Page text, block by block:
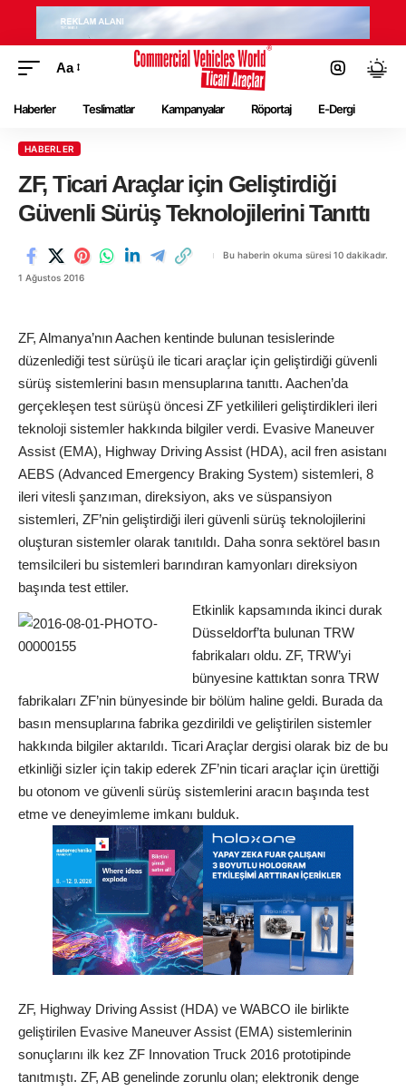
Aa
Haberler Teslimatlar Kampanyalar Röportaj E-Dergi
HABERLER
ZF, Ticari Araçlar için Geliştirdiği
Güvenli Sürüş Teknolojilerini Tanıttı
1 Ağustos 2016
Bu haberin okuma süresi 10 dakikadır.
ZF, Almanya’nın Aachen kentinde bulunan tesislerinde
düzenlediği test sürüşü ile ticari araçlar için geliştirdiği güvenli
sürüş sistemlerini basın mensuplarına tanıttı. Aachen’da
gerçekleşen test sürüşü öncesi ZF yetkilileri geliştirdikleri ileri
teknoloji sistemler hakkında bilgiler verdi. Evasive Maneuver
Assist (EMA), Highway Driving Assist (HDA), acil fren asistanı
AEBS (Advanced Emergency Braking System) sistemleri, 8
ileri vitesli şanzıman, direksiyon, aks ve süspansiyon
sistemleri, ZF’nin geliştirdiği ileri güvenli sürüş teknolojilerini
oluşturan sistemler olarak tanıtıldı. Daha sonra sektörel basın
temsilcileri bu sistemleri barındıran kamyonları direksiyon
başında test ettiler.
Etkinlik kapsamında ikinci durak
Düsseldorf’ta bulunan TRW
fabrikaları oldu. ZF, TRW’yi
bünyesine kattıktan sonra TRW
fabrikaları ZF’nin bünyesinde bir bölüm haline geldi. Burada da
basın mensuplarına fabrika gezdirildi ve geliştirilen sistemler
hakkında bilgiler aktarıldı. Ticari Araçlar dergisi olarak biz de bu
etkinliği sizler için takip ederek ZF’nin ticari araçlar için ürettiği
bu otonom ve güvenli sürüş sistemlerini aracın başında test
etme ve deneyimleme imkanı bulduk.
ZF, Highway Driving Assist (HDA) ve WABCO ile birlikte
geliştirilen Evasive Maneuver Assist (EMA) sistemlerinin
sonuçlarını ilk kez ZF Innovation Truck 2016 prototipinde
tanıtmıştı. ZF, AB genelinde zorunlu olan; elektronik denge